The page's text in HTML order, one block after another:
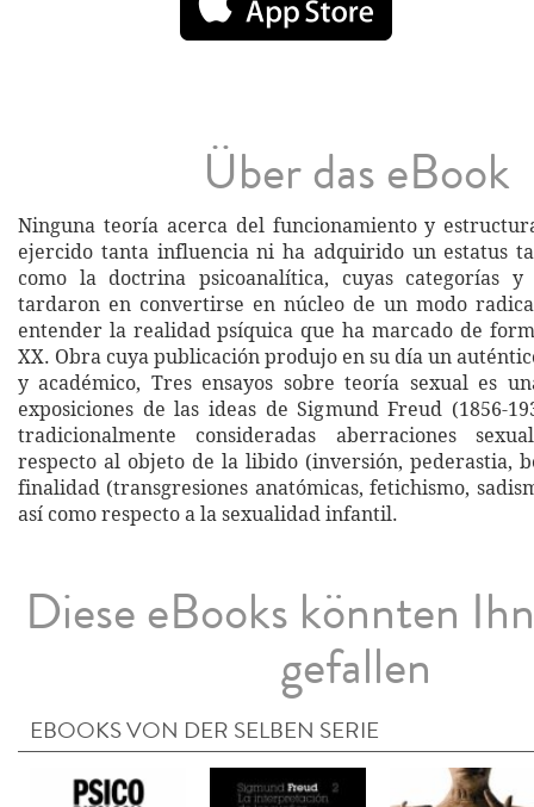
Über das eBook
Ninguna teoría acerca del funcionamiento y
ejercido tanta influencia ni ha adquirido un estatus
como la doctrina psicoanalítica, cuyas categorías y
tardaron en convertirse en núcleo de un modo
entender la realidad psíquica que ha marcado de
XX. Obra cuya publicación produjo en su día un
y académico, Tres ensayos sobre teoría sexual es
exposiciones de las ideas de Sigmund Freud (1856-
tradicionalmente consideradas aberraciones
respecto al objeto de la libido (inversión, pederastia,
finalidad (transgresiones anatómicas, fetichismo,
así como respecto a la sexualidad infantil.
Diese eBooks könnten
gefallen
EBOOKS VON DER SELBEN SERIE